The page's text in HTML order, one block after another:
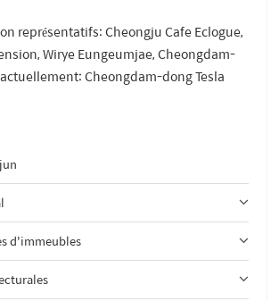
représentatifs: Cheongju Cafe Eclogue,
Wirye Eungeumjae, Cheongdam-
Cheongdam-dong Tesla
d'immeubles